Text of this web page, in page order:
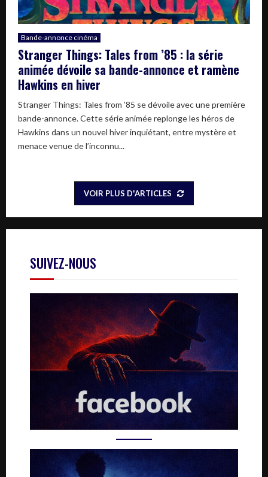
Bande-annonce cinéma
Stranger Things: Tales from ’85 : la série
animée dévoile sa bande-annonce et ramène
Hawkins en hiver
Stranger Things: Tales from ’85 se dévoile avec une première
bande-annonce. Cette série animée replonge les héros de
Hawkins dans un nouvel hiver inquiétant, entre mystère et
menace venue de l’inconnu...
VOIR PLUS D'ARTICLES
SUIVEZ-NOUS